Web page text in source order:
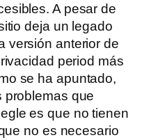
A pesar de
deja un legado
versión anterior de
period más
se ha apuntado,
problemas que
es que no tienen
no es necesario